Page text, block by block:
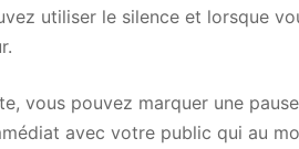
utiliser le silence et lorsque
vous pouvez marquer une
avec votre public qui au